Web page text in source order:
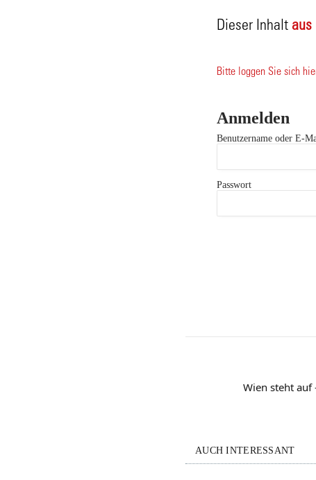
Dieser Inhalt aus
Bitte loggen Sie sich
Anmelden
Benutzername oder E-
Passwort
Wien steht
AUCH INTERESSANT